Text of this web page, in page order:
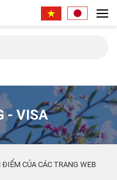
- VISA
CỦA CÁC TRANG WEB